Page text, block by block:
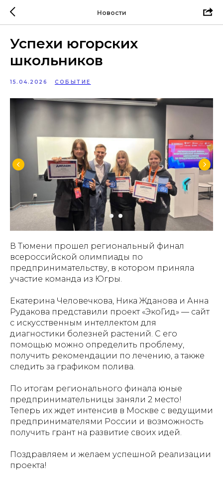
Новости
Успехи югорских
школьников
15.04.2026 СОБЫТИЕ
В Тюмени прошел региональный финал
всероссийской олимпиады по
предпринимательству, в котором приняла
участие команда из Югры.
Екатерина Человечкова, Ника Жданова и Анна
Рудакова представили проект «ЭкоГид» — сайт
с искусственным интеллектом для
диагностики болезней растений. С его
помощью можно определить проблему,
получить рекомендации по лечению, а также
следить за графиком полива.
По итогам регионального финала юные
предпринимательницы заняли 2 место!
Теперь их ждет интенсив в Москве с ведущими
предпринимателями России и возможность
получить грант на развитие своих идей.
Поздравляем и желаем успешной реализации
проекта!